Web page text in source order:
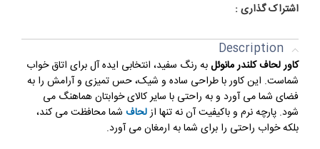
اشتراک گذاری :
Description
کاور لحاف کلندر مانوئلبه رنگ سفید، انتخابی ایده آل برای اتاق خواب
شماست. این کاور با طراحی ساده و شیک، حس تمیزی و آرامش را به
فضای شما می آورد و به راحتی با سایر کالای خوابتان هماهنگ می
شود. پارچه نرم و باکیفیت آن نه تنها ازلحاف شما محافظت می کند،
بلکه خواب راحتی را برای شما به ارمغان می آورد.